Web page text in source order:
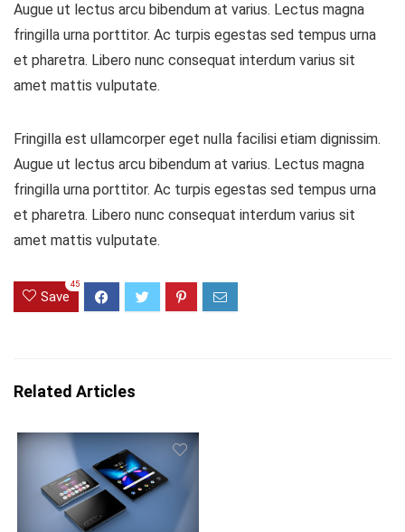
Augue ut lectus arcu bibendum at varius. Lectus magna
fringilla urna porttitor. Ac turpis egestas sed tempus urna
et pharetra. Libero nunc consequat interdum varius sit
amet mattis vulputate.
Fringilla est ullamcorper eget nulla facilisi etiam dignissim.
Augue ut lectus arcu bibendum at varius. Lectus magna
fringilla urna porttitor. Ac turpis egestas sed tempus urna
et pharetra. Libero nunc consequat interdum varius sit
amet mattis vulputate.
Save
45
Related Articles